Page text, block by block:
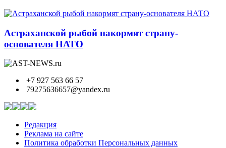
Астраханской рыбой накормят страну-
основателя НАТО
+7 927 563 66 57
79275636657@yandex.ru
Редакция
Реклама на сайте
Политика обработки Персональных данных